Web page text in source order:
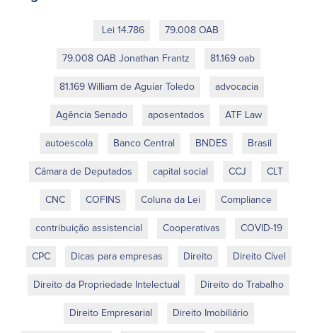
Lei 14.786 79.008 OAB
79.008 OAB Jonathan Frantz 81.169 oab
81.169 William de Aguiar Toledo advocacia
Agência Senado aposentados ATF Law
autoescola Banco Central BNDES Brasil
Câmara de Deputados capital social CCJ CLT
CNC COFINS Coluna da Lei Compliance
contribuição assistencial Cooperativas COVID-19
CPC Dicas para empresas Direito Direito Cível
Direito da Propriedade Intelectual Direito do Trabalho
Direito Empresarial Direito Imobiliário